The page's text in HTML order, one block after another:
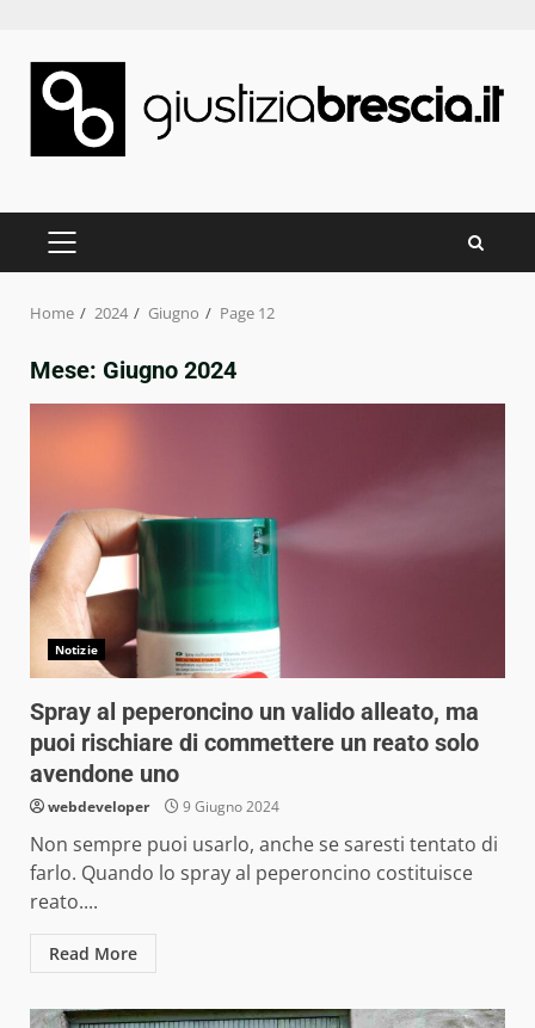
content
PRIMARY
Home 2024 Giugno Page 12
Mese: Giugno 2024
Notizie
Spray al peperoncino un valido alleato, ma
puoi rischiare di commettere un reato solo
avendone uno
webdeveloper 9 Giugno 2024
Non sempre puoi usarlo, anche se saresti tentato di
farlo. Quando lo spray al peperoncino costituisce
reato....
Read More